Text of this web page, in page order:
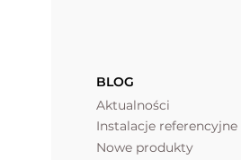
BLOG
Aktualności
Instalacje referencyjne
Nowe produkty